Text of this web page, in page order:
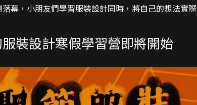
幕，小朋友們學習服裝設計同時，將自己的想法實
裝設計寒假學習營即將開始